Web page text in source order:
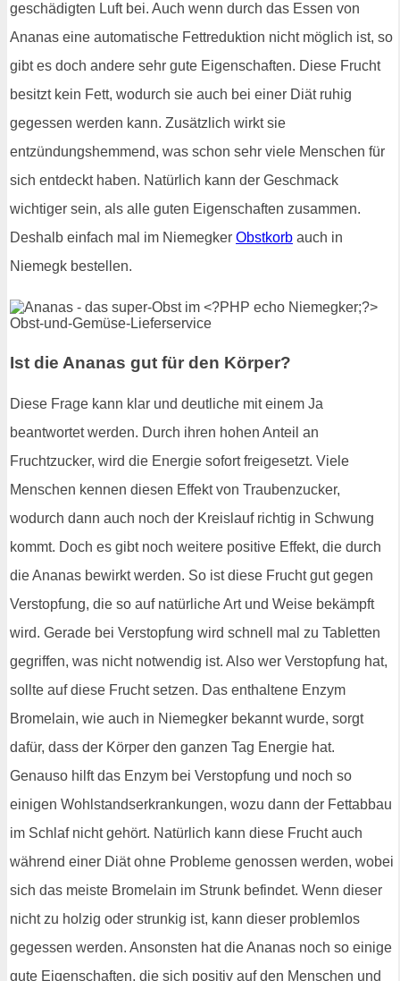
geschädigten Luft bei. Auch wenn durch das Essen von
Ananas eine automatische Fettreduktion nicht möglich ist, so
gibt es doch andere sehr gute Eigenschaften. Diese Frucht
besitzt kein Fett, wodurch sie auch bei einer Diät ruhig
gegessen werden kann. Zusätzlich wirkt sie
entzündungshemmend, was schon sehr viele Menschen für
sich entdeckt haben. Natürlich kann der Geschmack
wichtiger sein, als alle guten Eigenschaften zusammen.
Deshalb einfach mal im Niemegker Obstkorb auch in
Niemegk bestellen.
Ist die Ananas gut für den Körper?
Diese Frage kann klar und deutliche mit einem Ja
beantwortet werden. Durch ihren hohen Anteil an
Fruchtzucker, wird die Energie sofort freigesetzt. Viele
Menschen kennen diesen Effekt von Traubenzucker,
wodurch dann auch noch der Kreislauf richtig in Schwung
kommt. Doch es gibt noch weitere positive Effekt, die durch
die Ananas bewirkt werden. So ist diese Frucht gut gegen
Verstopfung, die so auf natürliche Art und Weise bekämpft
wird. Gerade bei Verstopfung wird schnell mal zu Tabletten
gegriffen, was nicht notwendig ist. Also wer Verstopfung hat,
sollte auf diese Frucht setzen. Das enthaltene Enzym
Bromelain, wie auch in Niemegker bekannt wurde, sorgt
dafür, dass der Körper den ganzen Tag Energie hat.
Genauso hilft das Enzym bei Verstopfung und noch so
einigen Wohlstandserkrankungen, wozu dann der Fettabbau
im Schlaf nicht gehört. Natürlich kann diese Frucht auch
während einer Diät ohne Probleme genossen werden, wobei
sich das meiste Bromelain im Strunk befindet. Wenn dieser
nicht zu holzig oder strunkig ist, kann dieser problemlos
gegessen werden. Ansonsten hat die Ananas noch so einige
gute Eigenschaften, die sich positiv auf den Menschen und